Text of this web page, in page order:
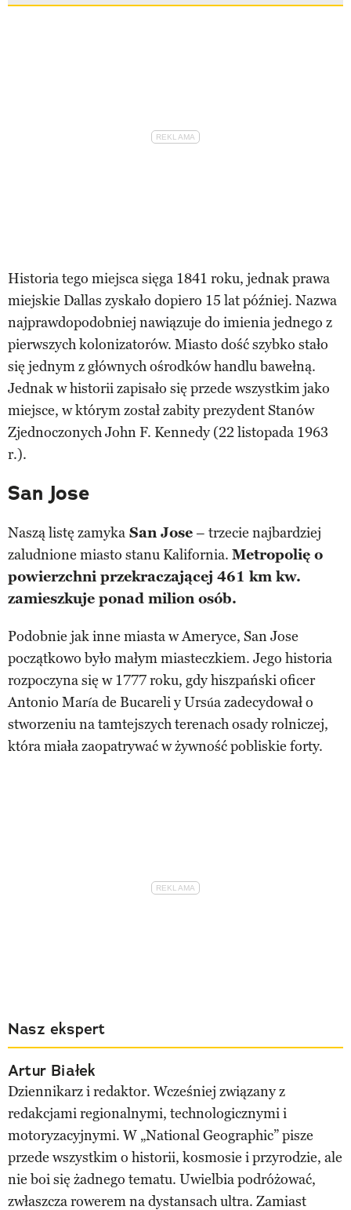
Historia tego miejsca sięga 1841 roku, jednak prawa
miejskie Dallas zyskało dopiero 15 lat później. Nazwa
najprawdopodobniej nawiązuje do imienia jednego z
pierwszych kolonizatorów. Miasto dość szybko stało
się jednym z głównych ośrodków handlu bawełną.
Jednak w historii zapisało się przede wszystkim jako
miejsce, w którym został zabity prezydent Stanów
Zjednoczonych John F. Kennedy (22 listopada 1963
r.).
San Jose
Naszą listę zamyka San Jose– trzecie najbardziej
zaludnione miasto stanu Kalifornia. Metropolię o
powierzchni przekraczającej 461 km kw.
zamieszkuje ponad milion osób.
Podobnie jak inne miasta w Ameryce, San Jose
początkowo było małym miasteczkiem. Jego historia
rozpoczyna się w 1777 roku, gdy hiszpański oficer
Antonio María de Bucareli y Ursúa zadecydował o
stworzeniu na tamtejszych terenach osady rolniczej,
która miała zaopatrywać w żywność pobliskie forty.
Nasz ekspert
Artur Białek
Dziennikarz i redaktor. Wcześniej związany z
redakcjami regionalnymi, technologicznymi i
motoryzacyjnymi. W „National Geographic” pisze
przede wszystkim o historii, kosmosie i przyrodzie, ale
nie boi się żadnego tematu. Uwielbia podróżować,
zwłaszcza rowerem na dystansach ultra. Zamiast